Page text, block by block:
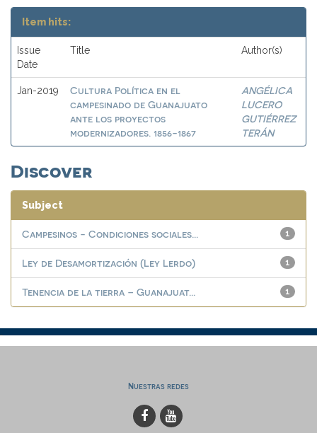
Item hits:
Issue
Date
Title Author(s)
Jan-2019
Cultura Política en el
campesinado de Guanajuato
ante los proyectos
modernizadores. 1856-1867
ANGÉLICA
LUCERO
GUTIÉRREZ
TERÁN
Discover
Subject
1
Campesinos - Condiciones sociales...
1
Ley de Desamortización (Ley Lerdo)
1
Tenencia de la tierra – Guanajuat...
Nuestras redes